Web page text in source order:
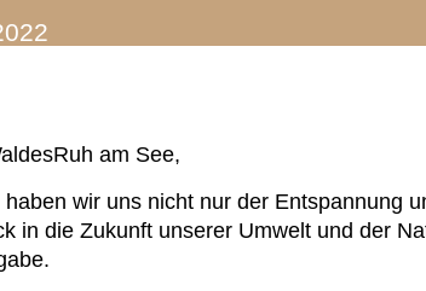
am See,
wir uns nicht nur der Entspannung
in die Zukunft unserer Umwelt und der